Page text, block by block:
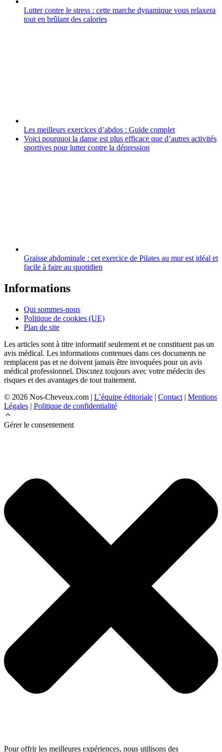
Lutter contre le stress : cette marche dynamique vous relaxera
tout en brûlant des calories
Les meilleurs exercices d’abdos : Guide complet
Voici pourquoi la danse est plus efficace que d’autres activités
sportives pour lutter contre la dépression
Graisse abdominale : cet exercice de Pilates au mur est idéal et
facile à faire au quotidien
Informations
Qui sommes-nous
Politique de cookies (UE)
Plan de site
Les articles sont à titre informatif seulement et ne constituent pas un
avis médical. Les informations contenues dans ces documents ne
remplacent pas et ne doivent jamais être invoquées pour un avis
médical professionnel. Discutez toujours avec votre médecin des
risques et des avantages de tout traitement.
© 2026 Nos-Cheveux.com | L’équipe éditoriale | Contact | Mentions
Légales | Politique de confidentialité
Gérer le consentement
Pour offrir les meilleures expériences, nous utilisons des